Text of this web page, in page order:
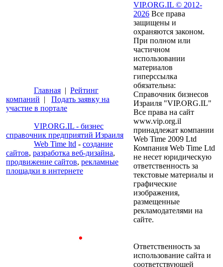
Главная | Рейтинг
компаний | Подать заявку на
участие в портале
VIP.ORG.IL - бизнес
справочник предприятий Израиля
Web Time ltd - создание
сайтов, разработка веб-дизайна,
продвижение сайтов, рекламные
площадки в интернете
VIP.ORG.IL © 2012-
2026 Все права
защищены и
охраняются законом.
При полном или
частичном
использовании
материалов
гиперссылка
обязательна:
Справочник бизнесов
Израиля "VIP.ORG.IL"
Все права на сайт
www.vip.org.il
принадлежат компании
Web Time 2009 Ltd
Компания Web Time Ltd
не несет юридическую
ответственность за
текстовые материалы и
графические
изображения,
размещенные
рекламодателями на
сайте.
Ответственность за
использование сайта и
соответствующей